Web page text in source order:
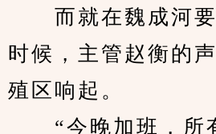
而就在魏成河要
时候，主管赵衡的
殖区响起。
“今晚加班，所